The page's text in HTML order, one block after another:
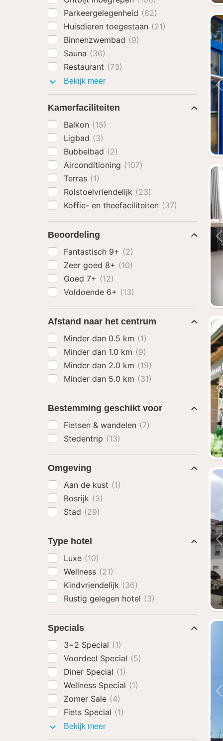
Parkeergelegenheid (62)
Huisdieren toegestaan (21)
Binnenzwembad (9)
Sauna (36)
Restaurant (73)
Bekijk meerFaciliteiten
Kamerfaciliteiten
Balkon (15)
Ligbad (3)
Bubbelbad (2)
Airconditioning (107)
Terras (1)
Rolstoelvriendelijk (23)
Koffie- en theefaciliteiten (37)
Beoordeling
Fantastisch 9+ (2)
Zeer goed 8+ (10)
Goed 7+ (12)
Voldoende 6+ (13)
Afstand naar het centrum
Minder dan 0.5 km (1)
Minder dan 1.0 km (9)
Minder dan 2.0 km (19)
Minder dan 5.0 km (31)
Bestemming geschikt voor
Fietsen & wandelen (7)
Stedentrip (13)
Omgeving
Aan de kust (1)
Bosrijk (3)
Stad (29)
Type hotel
Luxe (10)
Wellness (21)
Kindvriendelijk (36)
Rustig gelegen hotel (3)
Specials
3=2 Special (1)
Voordeel Special (5)
Diner Special (1)
Wellness Special (1)
Zomer Sale (4)
Fiets Special (1)
Bekijk meerSpecials